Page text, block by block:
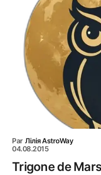
Par Лілія AstroWay
04.08.2015
Trigone de Mars